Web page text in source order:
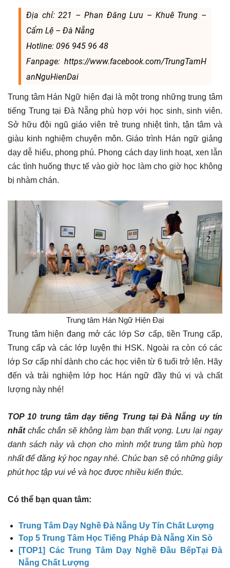
Địa chỉ: 221 – Phan Đăng Lưu – Khuê Trung –
Cẩm Lệ – Đà Nẵng
Hotline: 096 945 96 48
Fanpage: https://www.facebook.com/TrungTamH
anNguHienDai
Trung tâm Hán Ngữ hiện đại là một trong những trung tâm
tiếng Trung tại Đà Nẵng phù hợp với học sinh, sinh viên.
Sở hữu đội ngũ giáo viên trẻ trung nhiệt tình, tận tâm và
giàu kinh nghiệm chuyên môn. Giáo trình Hán ngữ giảng
dạy dễ hiểu, phong phú. Phong cách dạy linh hoạt, xen lẫn
các tình huống thực tế vào giờ học làm cho giờ học không
bị nhàm chán.
Trung tâm Hán Ngữ Hiện Đại
Trung tâm hiện đang mở các lớp Sơ cấp, tiền Trung cấp,
Trung cấp và các lớp luyện thi HSK. Ngoài ra còn có các
lớp Sơ cấp nhí dành cho các học viên từ 6 tuổi trở lên. Hãy
đến và trải nghiệm lớp học Hán ngữ đầy thú vị và chất
lượng này nhé!
TOP 10 trung tâm dạy tiếng Trung tại Đà Nẵng uy tín
nhấtchắc chắn sẽ không làm bạn thất vọng. Lưu lại ngay
danh sách này và chọn cho mình một trung tâm phù hợp
nhất để đăng ký học ngay nhé. Chúc bạn sẽ có những giây
phút học tập vui vẻ và học được nhiều kiến thức.
Có thể bạn quan tâm:
Trung Tâm Dạy Nghề Đà Nẵng Uy Tín Chất Lượng
Top 5 Trung Tâm Học Tiếng Pháp Đà Nẵng Xin Sò
[TOP1] Các Trung Tâm Dạy Nghề Đầu BếpTại Đà
Nẵng Chất Lượng